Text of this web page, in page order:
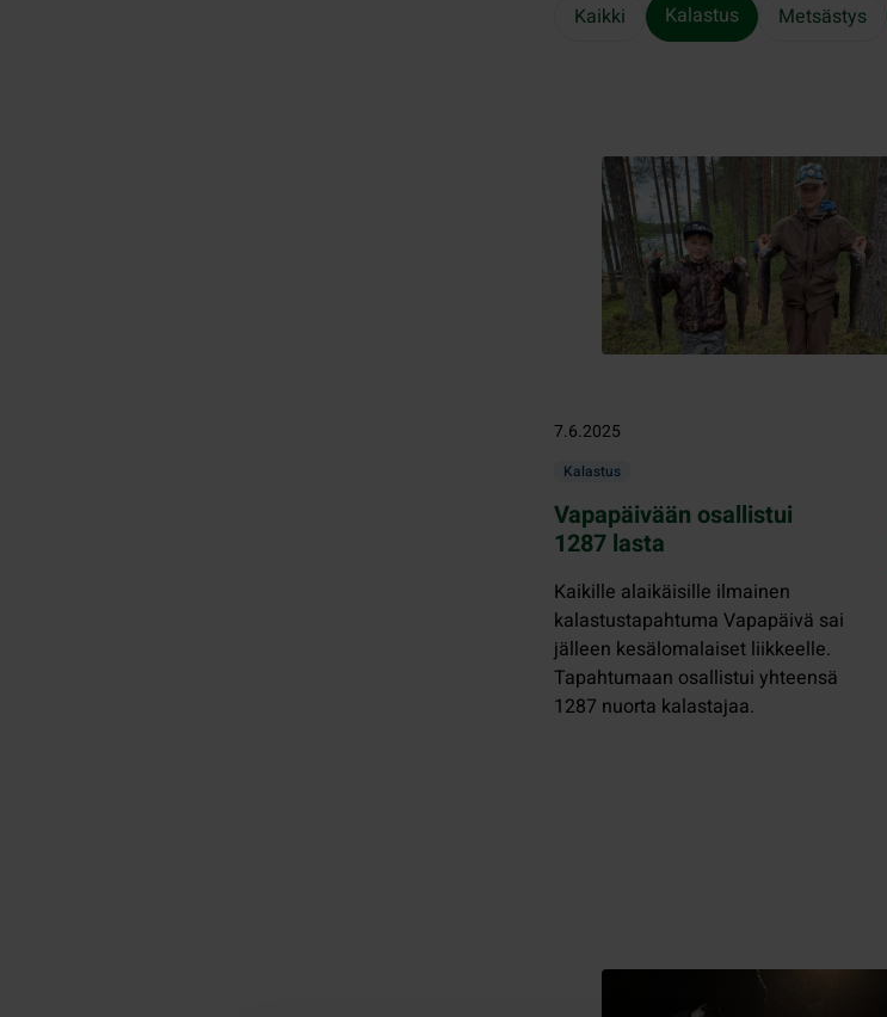
Kaikki Kalastus Metsästys
7.6.2025
Kalastus
Vapapäivään osallistui
1287 lasta
Kaikille alaikäisille ilmainen
kalastustapahtuma Vapapäivä sai
jälleen kesälomalaiset liikkeelle.
Tapahtumaan osallistui yhteensä
1287 nuorta kalastajaa.